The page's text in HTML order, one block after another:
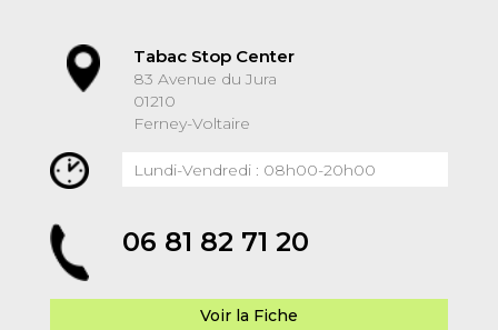
Tabac Stop Center
83 Avenue du Jura
01210
Ferney-Voltaire
Lundi-Vendredi : 08h00-20h00
06 81 82 71 20
Voir la Fiche